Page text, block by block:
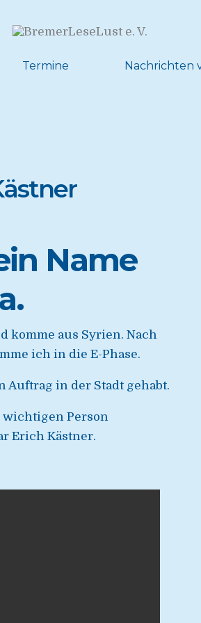
Termine Nachrichten
Name
komme aus Syrien. Nach
ich in die E-Phase.
Auftrag in der Stadt gehabt.
Person
Erich Kästner.